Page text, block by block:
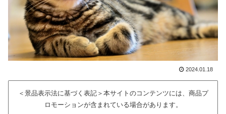
2024.01.18
＜景品表示法に基づく表記＞本サイトのコンテンツには、商品プ
ロモーションが含まれている場合があります。